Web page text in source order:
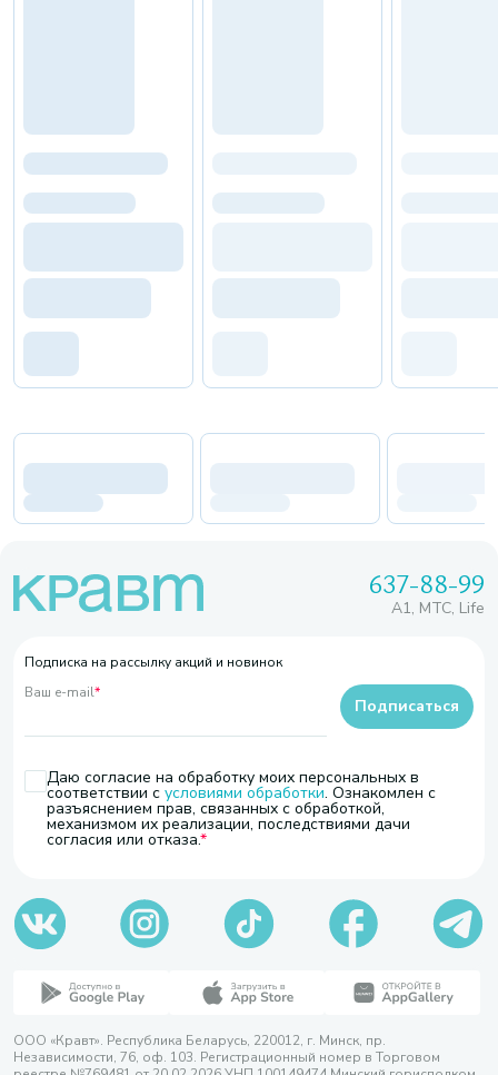
637-88-99
A1, МТС, Life
Подписка на рассылку акций и новинок
Ваш e-mail*
Даю согласие на обработку моих персональных в
соответствии с условиями обработки. Ознакомлен с
разъяснением прав, связанных с обработкой,
механизмом их реализации, последствиями дачи
согласия или отказа.
Подписаться
ООО «Кравт». Республика Беларусь, 220012, г. Минск, пр.
Независимости, 76, оф. 103. Регистрационный номер в Торговом